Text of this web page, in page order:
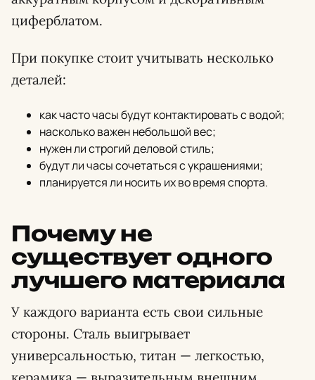
циферблатом.
При покупке стоит учитывать несколько
деталей:
как часто часы будут контактировать с водой;
насколько важен небольшой вес;
нужен ли строгий деловой стиль;
будут ли часы сочетаться с украшениями;
планируется ли носить их во время спорта.
Почему не
существует одного
лучшего материала
У каждого варианта есть свои сильные
стороны. Сталь выигрывает
универсальностью, титан — легкостью,